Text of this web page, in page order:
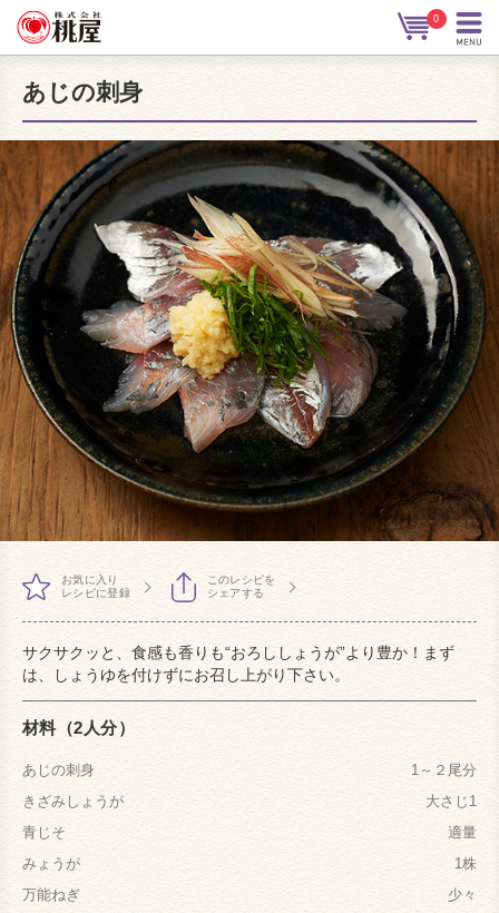
0
あじの刺身
お気に入り
レシピに登録
このレシピを
シェアする
サクサクッと、食感も香りも“おろししょうが”より豊か！まず
は、しょうゆを付けずにお召し上がり下さい。
材料（2人分）
あじの刺身
1～２尾分
きざみしょうが
大さじ1
青じそ
適量
みょうが
1株
万能ねぎ
少々